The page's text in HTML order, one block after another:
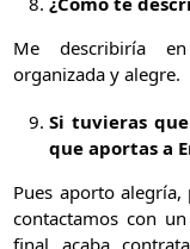
Me describiría
organizada y alegre.
Si tuvieras
que aportas a
Pues aporto
contactamos con
final acaba